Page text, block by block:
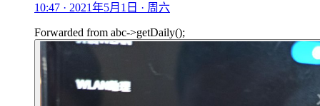
10:47 · 2021年5月1日 · 周六
Forwarded from abc->getDaily();